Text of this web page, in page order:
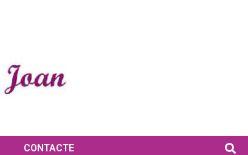
CONTACTE